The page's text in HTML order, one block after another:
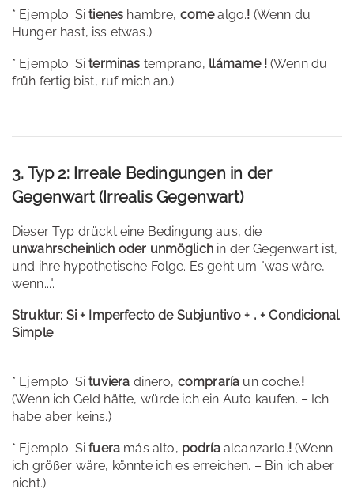
* Ejemplo: Sitienes hambre, comealgo.! (Wenn du
Hunger hast, iss etwas.)
* Ejemplo: Siterminas temprano, llámame.!(Wenn du
früh fertig bist, ruf mich an.)
3. Typ 2: Irreale Bedingungen in der
Gegenwart (Irrealis Gegenwart)
Dieser Typ drückt eine Bedingung aus, die
unwahrscheinlich oder unmöglichin der Gegenwart ist,
und ihre hypothetische Folge. Es geht um "was wäre,
wenn...".
Struktur: Si + Imperfecto de Subjuntivo + , + Condicional
Simple
* Ejemplo: Situviera dinero, compraría un coche.!
(Wenn ich Geld hätte, würde ich ein Auto kaufen. – Ich
habe aber keins.)
* Ejemplo: Sifuera más alto, podríaalcanzarlo.!(Wenn
ich größer wäre, könnte ich es erreichen. – Bin ich aber
nicht.)